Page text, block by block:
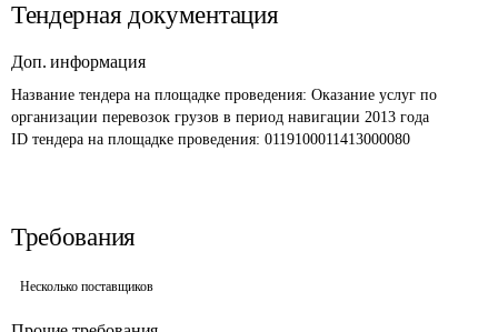
Тендерная документация
Доп. информация
Название тендера на площадке проведения: Оказание услуг по
организации перевозок грузов в период навигации 2013 года
ID тендера на площадке проведения: 0119100011413000080
Требования
Несколько поставщиков